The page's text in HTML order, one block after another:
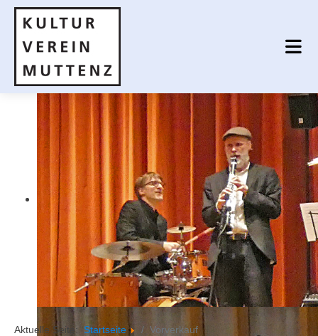
Aktuelle Seite: Startseite Vorverkauf